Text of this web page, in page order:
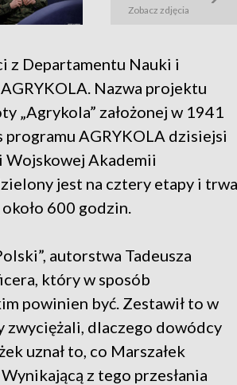
Zobacz zdjęcia
z Departamentu Nauki i
Nazwa projektu
„Agrykola” założonej w 1941
AGRYKOLA dzisiejsi
Wojskowej Akademii
jest na cztery etapy i trwa
600 godzin.
autorstwa Tadeusza
który w sposób
powinien być. Zestawił to w
zwyciężali, dlaczego dowódcy
uznał to, co Marszałek
Wynikającą z tego przesłania